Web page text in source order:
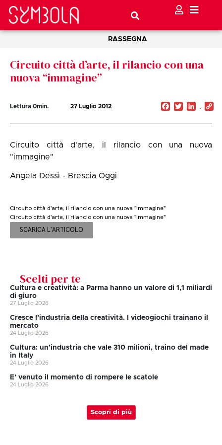
RASSEGNA
Circuito città d’arte, il rilancio con una
nuova “immagine”
Lettura 0min. 27 Luglio 2012 Facebook
Twitter
Circuito città d'arte, il rilancio con una nuova
"immagine"
Angela Dessì - Brescia Oggi
Circuito città d'arte, il rilancio con una nuova "immagine"
Circuito città d'arte, il rilancio con una nuova "immagine"
SCARICA L'ARTICOLO
Scelti per te
Cultura e creatività: a Parma hanno un valore di 1,1 miliardi
di giuro
27 Luglio 2026
Cresce l’industria della creatività. I videogiochi trainano il
mercato
24 Luglio 2026
Cultura: un’industria che vale 310 milioni, traino del made
in Italy
24 Luglio 2026
E’ venuto il momento di rompere le scatole
24 Luglio 2026
Scopri di più